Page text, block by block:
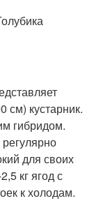
см) кустарник.
гибридом.
для своих
кг ягод с
к холодам.